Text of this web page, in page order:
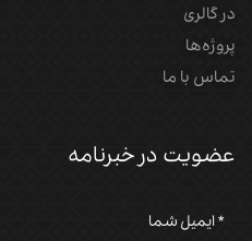
در گالری
پروژه‌‌ها
تماس با ما
عضویت در خبرنامه